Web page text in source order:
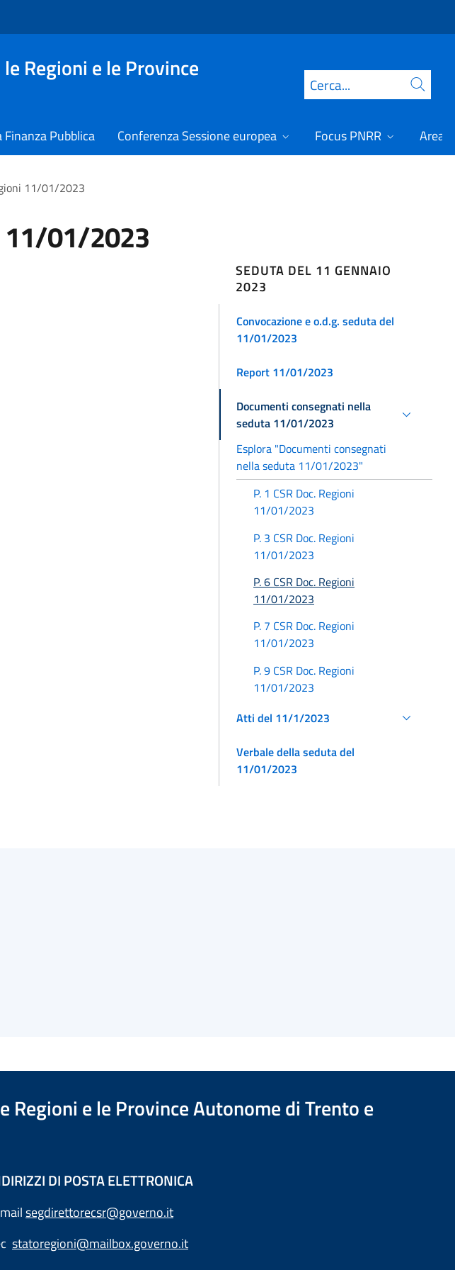
Regioni e le Province
Cerca
Finanza Pubblica Conferenza Sessione europea Focus PNRR Area
11/01/2023
11/01/2023
SEDUTA DEL 11 GENNAIO
2023
Convocazione e o.d.g. seduta del
11/01/2023
Report 11/01/2023
Documenti consegnati nella
seduta 11/01/2023
Esplora "Documenti consegnati
nella seduta 11/01/2023"
P. 1 CSR Doc. Regioni
11/01/2023
P. 3 CSR Doc. Regioni
11/01/2023
P. 6 CSR Doc. Regioni
11/01/2023
P. 7 CSR Doc. Regioni
11/01/2023
P. 9 CSR Doc. Regioni
11/01/2023
Atti del 11/1/2023
Verbale della seduta del
11/01/2023
e le Province Autonome di Trento e
DI POSTA ELETTRONICA
segdirettorecsr@governo.it
statoregioni@mailbox.governo.it